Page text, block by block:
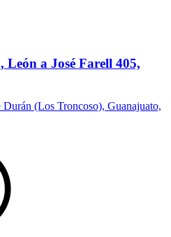
León a José Farell 405,
Durán (Los Troncoso), Guanajuato,